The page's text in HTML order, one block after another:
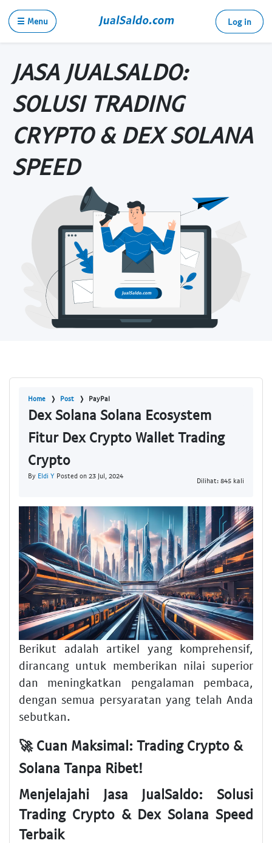
☰ Menu Log in
JASA JUALSALDO:
SOLUSI TRADING
CRYPTO & DEX SOLANA
SPEED
Home Post PayPal
Dex Solana Solana Ecosystem
Fitur Dex Crypto Wallet Trading
Crypto
By Eldi Y Posted on 23 Jul, 2024
Dilihat: 845 kali
Berikut adalah artikel yang komprehensif,
dirancang untuk memberikan nilai superior
dan meningkatkan pengalaman pembaca,
dengan semua persyaratan yang telah Anda
sebutkan.
🚀 Cuan Maksimal: Trading Crypto &
Solana Tanpa Ribet!
Menjelajahi Jasa JualSaldo: Solusi
Trading Crypto & Dex Solana Speed
Terbaik